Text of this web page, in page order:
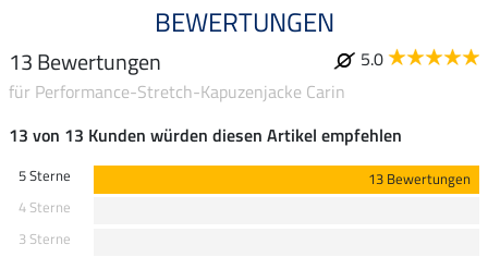
BEWERTUNGEN
13 Bewertungen
5.0
für Performance-Stretch-Kapuzenjacke Carin
13 von 13 Kunden würden diesen Artikel empfehlen
5 Sterne
13 Bewertungen
4 Sterne
3 Sterne